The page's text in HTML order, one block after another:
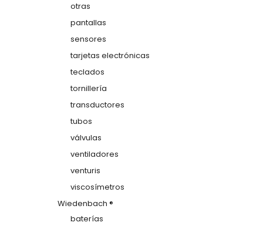
otras
pantallas
sensores
tarjetas electrónicas
teclados
tornillería
transductores
tubos
válvulas
ventiladores
venturis
viscosímetros
Wiedenbach ®
baterías